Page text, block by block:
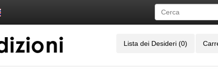
Lista dei Desideri (0)